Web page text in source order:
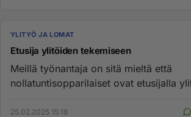
YLITYÖ JA LOMAT
Etusija ylitöiden tekemiseen
Meillä työnantaja on sitä mieltä että
nollatuntisopparilaiset ovat etusijalla
25.02.2025 15:18